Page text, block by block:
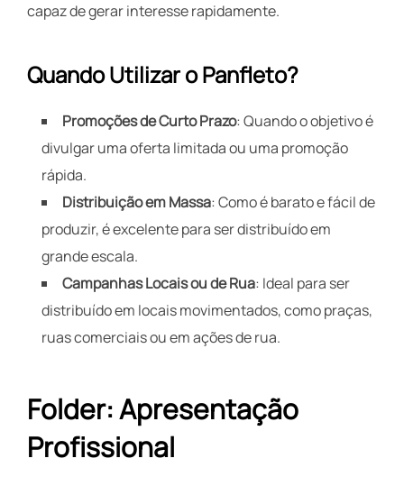
capaz de gerar interesse rapidamente.
Quando Utilizar o Panfleto?
Promoções de Curto Prazo: Quando o objetivo é
divulgar uma oferta limitada ou uma promoção
rápida.
Distribuição em Massa: Como é barato e fácil de
produzir, é excelente para ser distribuído em
grande escala.
Campanhas Locais ou de Rua: Ideal para ser
distribuído em locais movimentados, como praças,
ruas comerciais ou em ações de rua.
Folder: Apresentação
Profissional